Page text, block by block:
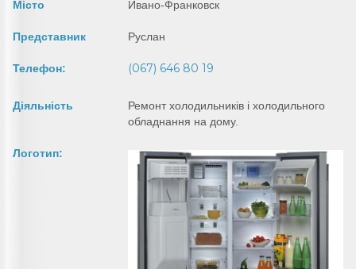
Місто Ивано-Франковск
Представник Руслан
Телефон: (067) 646 80 19
Діяльність
Ремонт холодильників і холодильного
обладнання на дому.
Логотип: